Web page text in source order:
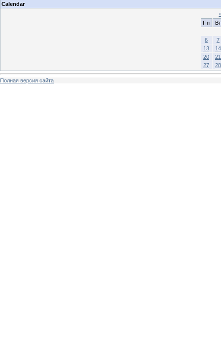
Calendar
Пн
Вт
6
7
13
14
20
21
27
28
Полная версия сайта